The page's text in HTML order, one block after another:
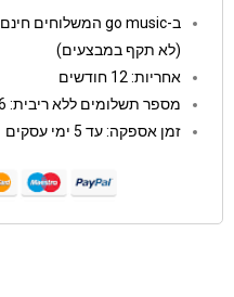
ב-go music המשלוחים חינם מעל 250 ש"ח
(לא תקף במבצעים)
אחריות: 12 חודשים
מספר תשלומים ללא ריבית: 36
זמן אספקה: עד 5 ימי עסקים